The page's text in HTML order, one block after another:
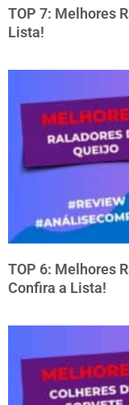
TOP 7: Melhores
Lista!
TOP 6: Melhores
Confira a Lista!